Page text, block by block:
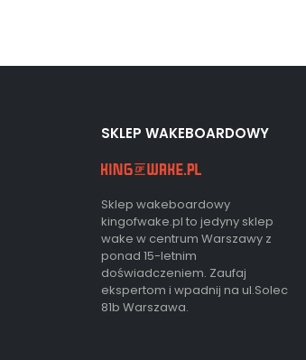
SKLEP WAKEBOARDOWY
Sklep wakeboardowy
kingofwake.pl to jedyny sklep
wake w centrum Warszawy z
ponad 15-letnim
doświadczeniem. Zaufaj
ekspertom i wpadnij na ul.Solec
81b Warszawa.